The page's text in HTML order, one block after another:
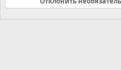
Политика конфиденциальности